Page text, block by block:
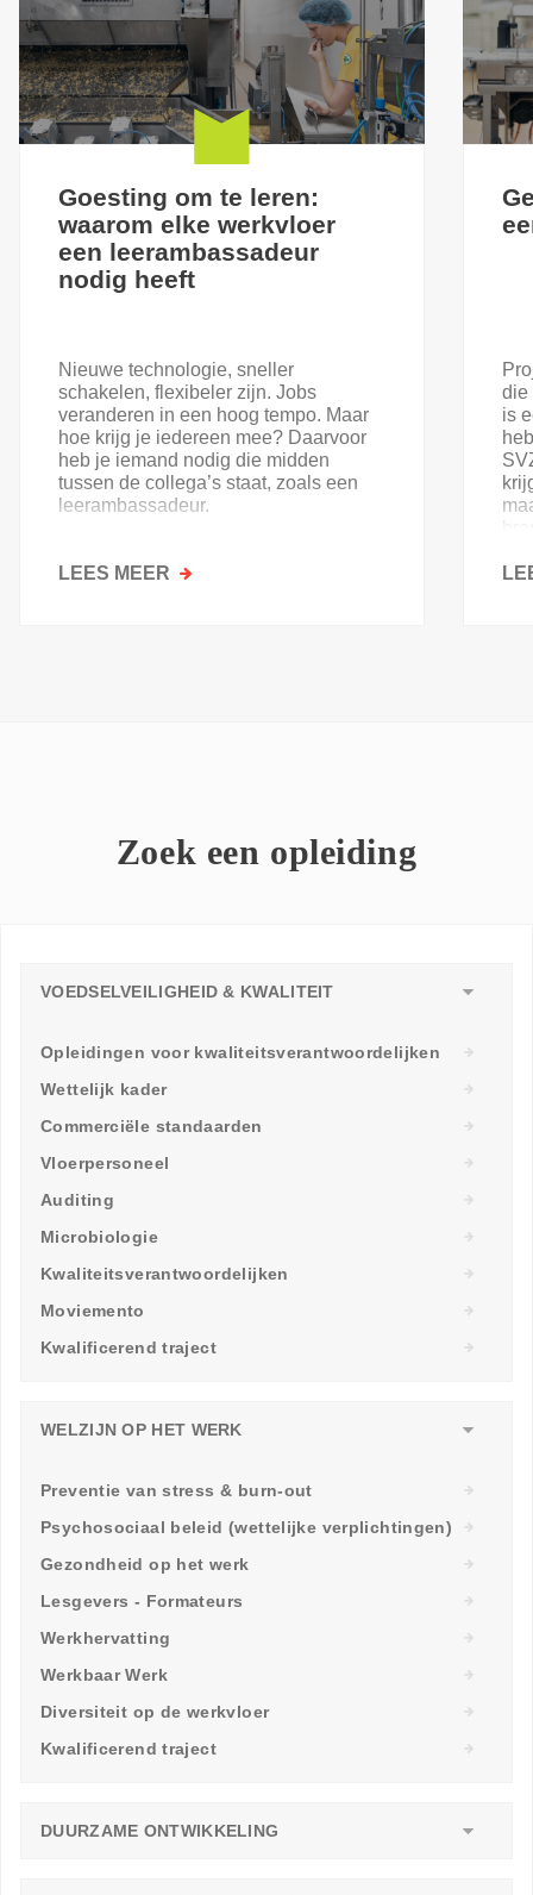
Goesting om te leren:
waarom elke werkvloer
een leerambassadeur
nodig heeft
Nieuwe technologie, sneller
schakelen, flexibeler zijn. Jobs
veranderen in een hoog tempo. Maar
hoe krijg je iedereen mee? Daarvoor
heb je iemand nodig die midden
tussen de collega’s staat, zoals een
leerambassadeur.
LEES MEER OVER
NODIG
die
is
Zoek een opleiding
VOEDSELVEILIGHEID & KWALITEIT
Opleidingen voor kwaliteitsverantwoordelijken
Wettelijk kader
Commerciële standaarden
Vloerpersoneel
Auditing
Microbiologie
Kwaliteitsverantwoordelijken
Moviemento
Kwalificerend traject
WELZIJN OP HET WERK
Preventie van stress & burn-out
Psychosociaal beleid (wettelijke verplichtingen)
Gezondheid op het werk
Lesgevers - Formateurs
Werkhervatting
Werkbaar Werk
Diversiteit op de werkvloer
Kwalificerend traject
DUURZAME ONTWIKKELING